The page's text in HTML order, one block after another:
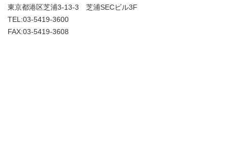
東京都港区芝浦3-13-3 芝浦SECビル3F
TEL:03-5419-3600
FAX:03-5419-3608